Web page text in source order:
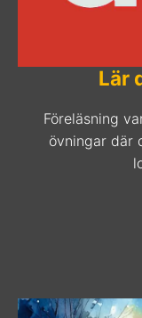
Lär
Föreläsning
övningar där